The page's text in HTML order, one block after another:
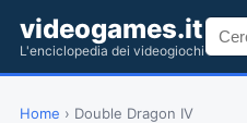
videogames.it
L'enciclopedia dei videogiochi
Home › Double Dragon IV